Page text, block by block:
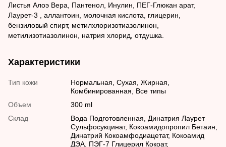
Листья Алоэ Вера, Пантенол, Инулин, ПЕГ-Глюкан арат,
Лаурет-3 , аллантоин, молочная кислота, глицерин,
бензиловый спирт, метилхлоризотиазолинон,
метилизотиазолинон, натрия хлорид, отдушка.
Характеристики
Тип кожи
Нормальная, Сухая, Жирная,
Комбинированная, Все типы
Объем
300 ml
Склад
Вода Подготовленная, Динатрия Лаурет
Сульфосукцинат, Кокоамидопропил Бетаин,
Динатрий Кокоамфодиацетат, Кокоамид
ДЭА, ПЭГ-7 Глицерил Кокоат,